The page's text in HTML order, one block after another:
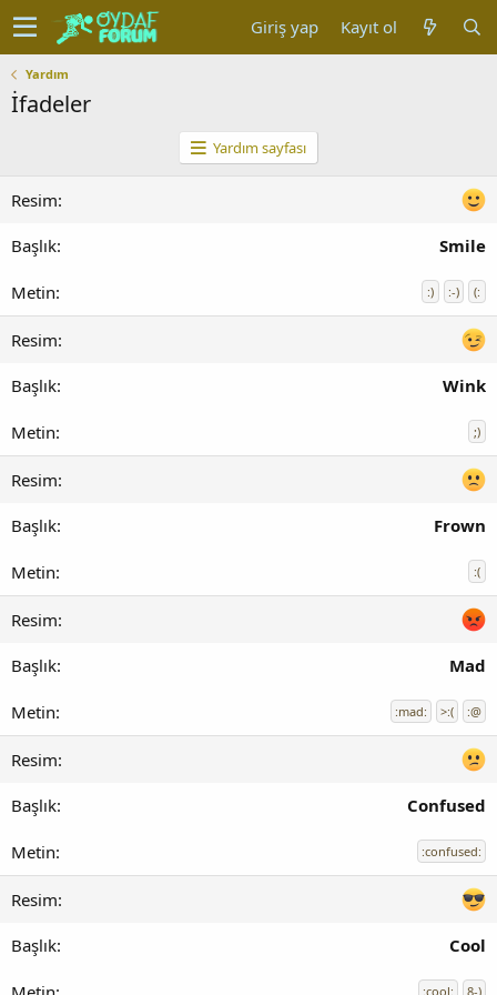
Giriş yap Kayıt ol
Yardım
İfadeler
Yardım sayfası
Smile
:) :-) (:
Wink
;)
Frown
:(
Mad
:mad: >:( :@
Confused
:confused:
Cool
:cool: 8-)